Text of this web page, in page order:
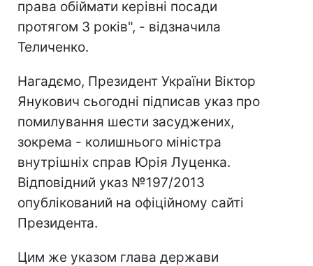
права обіймати керівні посади
протягом 3 років", - відзначила
Теличенко.
Нагадємо, Президент України Віктор
Янукович сьогодні підписав указ про
помилування шести засуджених,
зокрема - колишнього міністра
внутрішніх справ Юрія Луценка.
Відповідний указ №197/2013
опублікований на офіційному сайті
Президента.
Цим же указом глава держави